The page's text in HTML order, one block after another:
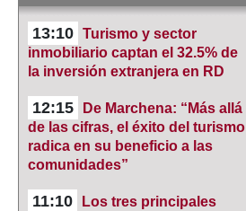
13:10 Turismo y sector
inmobiliario captan el 32.5% de
la inversión extranjera en RD
12:15
De Marchena: “Más allá
de las cifras, el éxito del turismo
radica en su beneficio a las
comunidades”
11:10 Los tres principales